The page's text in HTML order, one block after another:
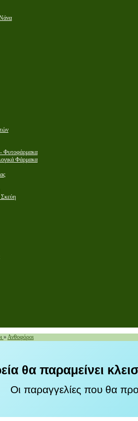
- Φυτοφάρμακα
Φάρμακα
Σκεύη
»Ανθοφόροι
θα παραμείνει
Οι παραγγελίες που θα